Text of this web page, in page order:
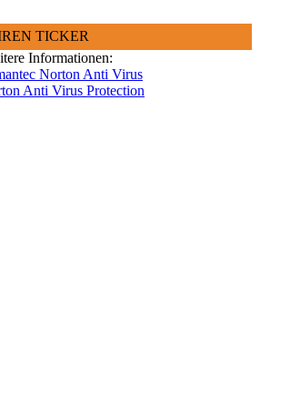
TICKER
Informationen:
Norton Anti Virus
Anti Virus Protection